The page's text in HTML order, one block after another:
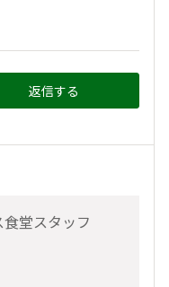
返信する
堂スタッフ